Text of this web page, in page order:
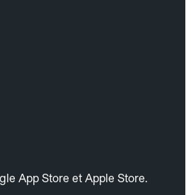
App Store et Apple Store.